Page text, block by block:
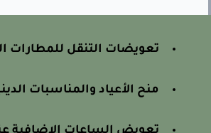
تعويضات التنقل للمطارات
منح الأعياد والمناسبات